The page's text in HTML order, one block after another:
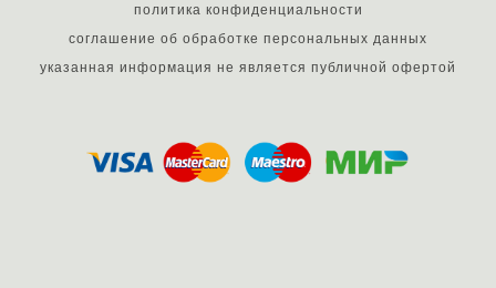
политика конфиденциальности
соглашение об обработке персональных данных
указанная информация не является публичной офертой